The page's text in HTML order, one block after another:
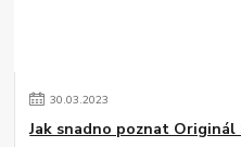
30.03.2023
Jak snadno poznat Originál